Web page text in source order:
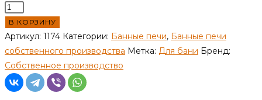
Количество
товара
Печь
с
закрытой
каменкой,
ПБ-2,
В КОРЗИНУ
Артикул: 1174 Категории: Банные печи, Банные печи
собственного производства Метка: Для бани Бренд:
Собственное производство